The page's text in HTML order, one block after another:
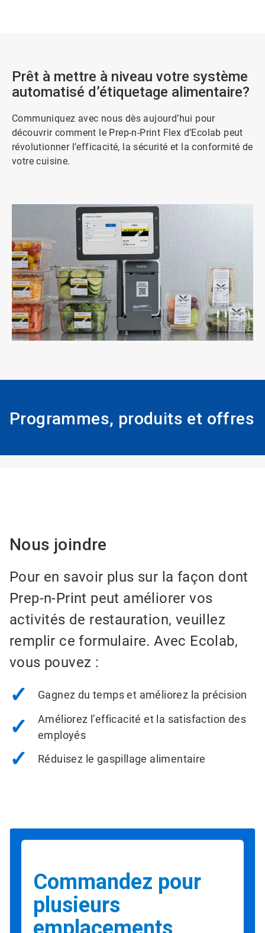
Prêt à mettre à niveau votre système
automatisé d’étiquetage alimentaire?
Communiquez avec nous dès aujourd’hui pour
découvrir comment le Prep-n-Print Flex d’Ecolab peut
révolutionner l’efficacité, la sécurité et la conformité de
votre cuisine.
Programmes, produits et offres
Nous joindre
Pour en savoir plus sur la façon dont
Prep-n-Print peut améliorer vos
activités de restauration, veuillez
remplir ce formulaire. Avec Ecolab,
vous pouvez :
✓ Gagnez du temps et améliorez la précision
✓
Améliorez l’efficacité et la satisfaction des
employés
✓ Réduisez le gaspillage alimentaire
Commandez pour
plusieurs